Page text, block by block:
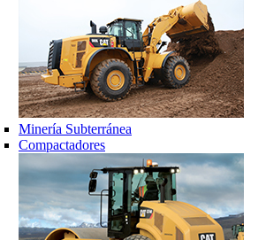
Minería Subterránea
Compactadores